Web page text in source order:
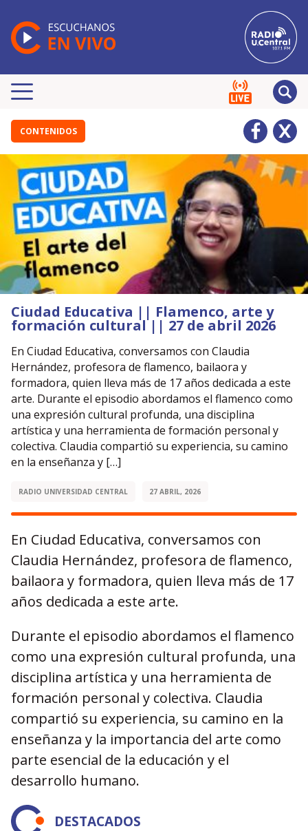
CONTENIDOS
Ciudad Educativa || Flamenco, arte y
formación cultural || 27 de abril 2026
En Ciudad Educativa, conversamos con Claudia
Hernández, profesora de flamenco, bailaora y
formadora, quien lleva más de 17 años dedicada a este
arte. Durante el episodio abordamos el flamenco como
una expresión cultural profunda, una disciplina
artística y una herramienta de formación personal y
colectiva. Claudia compartió su experiencia, su camino
en la enseñanza y […]
RADIO UNIVERSIDAD CENTRAL 27 ABRIL, 2026
En Ciudad Educativa, conversamos con
Claudia Hernández, profesora de flamenco,
bailaora y formadora, quien lleva más de 17
años dedicada a este arte.
Durante el episodio abordamos el flamenco
como una expresión cultural profunda, una
disciplina artística y una herramienta de
formación personal y colectiva. Claudia
compartió su experiencia, su camino en la
enseñanza y la importancia del arte como
parte esencial de la educación y el
desarrollo humano.
DESTACADOS